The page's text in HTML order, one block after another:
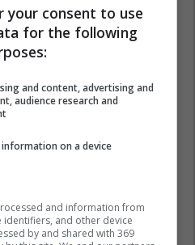
your consent to use
for the following
and content, advertising and
audience research and
on a device
and information from
identifiers, and other device
by and shared with 369